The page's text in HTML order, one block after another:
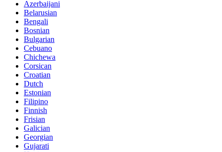
Azerbaijani
Belarusian
Bengali
Bosnian
Bulgarian
Cebuano
Chichewa
Corsican
Croatian
Dutch
Estonian
Filipino
Finnish
Frisian
Galician
Georgian
Gujarati